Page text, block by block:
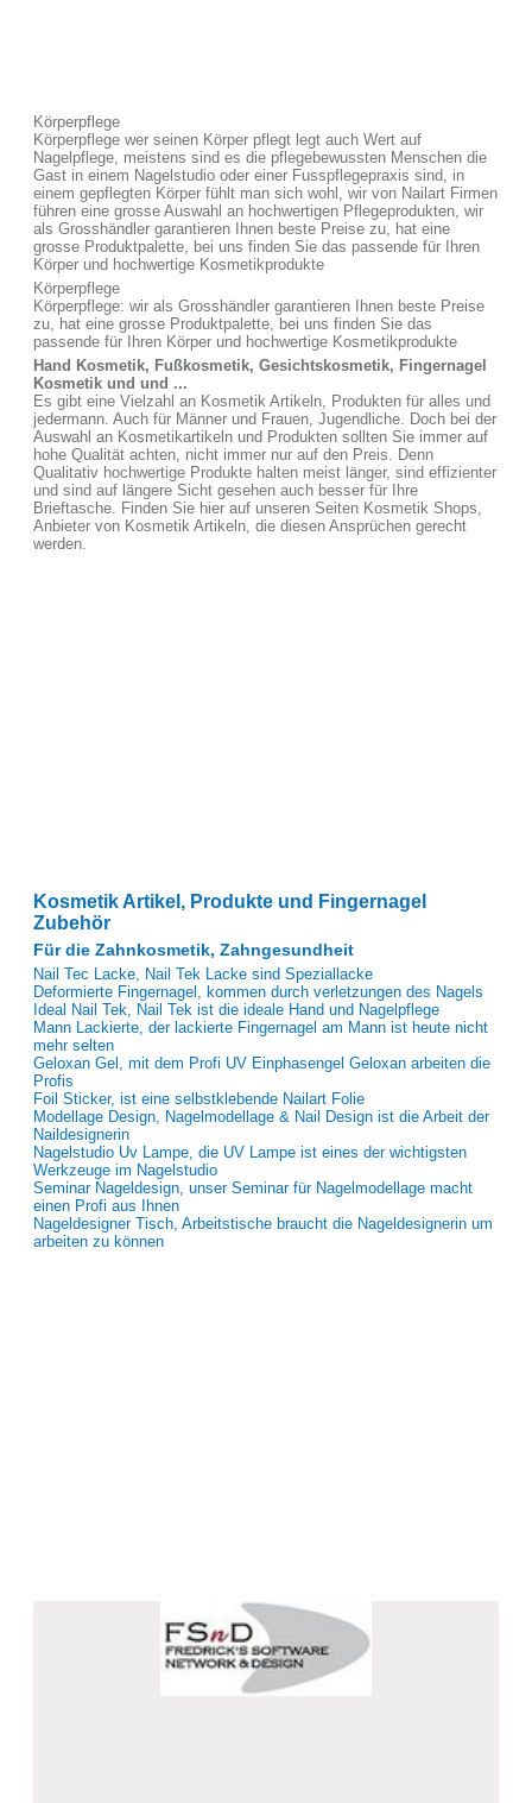
Körperpflege
Körperpflege wer seinen Körper pflegt legt auch Wert auf
Nagelpflege, meistens sind es die pflegebewussten Menschen die
Gast in einem Nagelstudio oder einer Fusspflegepraxis sind, in
einem gepflegten Körper fühlt man sich wohl, wir von Nailart Firmen
führen eine grosse Auswahl an hochwertigen Pflegeprodukten, wir
als Grosshändler garantieren Ihnen beste Preise zu, hat eine
grosse Produktpalette, bei uns finden Sie das passende für Ihren
Körper und hochwertige Kosmetikprodukte
Körperpflege
Körperpflege: wir als Grosshändler garantieren Ihnen beste Preise
zu, hat eine grosse Produktpalette, bei uns finden Sie das
passende für Ihren Körper und hochwertige Kosmetikprodukte
Hand Kosmetik, Fußkosmetik, Gesichtskosmetik, Fingernagel
Kosmetik und und ...
Es gibt eine Vielzahl an Kosmetik Artikeln, Produkten für alles und
jedermann. Auch für Männer und Frauen, Jugendliche. Doch bei der
Auswahl an Kosmetikartikeln und Produkten sollten Sie immer auf
hohe Qualität achten, nicht immer nur auf den Preis. Denn
Qualitativ hochwertige Produkte halten meist länger, sind effizienter
und sind auf längere Sicht gesehen auch besser für Ihre
Brieftasche. Finden Sie hier auf unseren Seiten Kosmetik Shops,
Anbieter von Kosmetik Artikeln, die diesen Ansprüchen gerecht
werden.
Kosmetik Artikel, Produkte und Fingernagel
Zubehör
Für die Zahnkosmetik, Zahngesundheit
Nail Tec Lacke, Nail Tek Lacke sind Speziallacke
Deformierte Fingernagel, kommen durch verletzungen des Nagels
Ideal Nail Tek, Nail Tek ist die ideale Hand und Nagelpflege
Mann Lackierte, der lackierte Fingernagel am Mann ist heute nicht
mehr selten
Geloxan Gel, mit dem Profi UV Einphasengel Geloxan arbeiten die
Profis
Foil Sticker, ist eine selbstklebende Nailart Folie
Modellage Design, Nagelmodellage & Nail Design ist die Arbeit der
Naildesignerin
Nagelstudio Uv Lampe, die UV Lampe ist eines der wichtigsten
Werkzeuge im Nagelstudio
Seminar Nageldesign, unser Seminar für Nagelmodellage macht
einen Profi aus Ihnen
Nageldesigner Tisch, Arbeitstische braucht die Nageldesignerin um
arbeiten zu können